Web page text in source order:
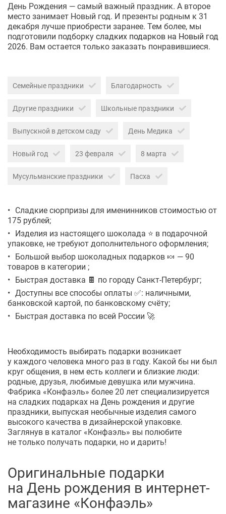
День Рождения — самый важный праздник. А второе
место занимает Новый год. И презенты родным к 31
декабря лучше приобрести заранее. Тем более, мы
подготовили подборкусладких подарков на Новый год
2026. Вам остается только заказать понравившиеся.
Семейные праздники Благодарность
Другие праздники Школьные праздники
Выпускной в детском саду День Медика
Новый год 23 февраля 8 марта
Мусульманские праздники Пасха
Сладкие сюрпризы для именинников стоимостью от
175 рублей;
Изделия из настоящего шоколада ⭐ в подарочной
упаковке, не требуют дополнительного оформления;
Большой выбор шоколадных подарков 🍬 — 90
товаров в категории ;
Быстрая доставка 🍫 по городу Санкт-Петербург;
Доступны все способы оплаты ✅: наличными,
банковской картой, по банковскому счёту;
Быстрая доставка по всей России 🚀
Необходимость выбирать подарки возникает
у каждого человека много раз в году. Какой бы ни был
круг общения, в нем есть коллеги и близкие люди:
родные, друзья, любимые девушка или мужчина.
Фабрика «Конфаэль» более 20 лет специализируется
на сладких подарках на День рождения и другие
праздники, выпуская необычные изделия самого
высокого качества в дизайнерской упаковке.
Заглянув в каталог «Конфаэль» вы полюбите
не только получать подарки, но и дарить!
Оригинальные подарки
на День рождения в интернет-
магазине «Конфаэль»